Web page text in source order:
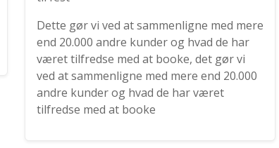
Dette gør vi ved at sammenligne med mere
end 20.000 andre kunder og hvad de har
været tilfredse med at booke, det gør vi
ved at sammenligne med mere end 20.000
andre kunder og hvad de har været
tilfredse med at booke